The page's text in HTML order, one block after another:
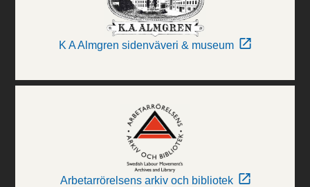
K A Almgren sidenväveri & museum
Arbetarrörelsens arkiv och bibliotek